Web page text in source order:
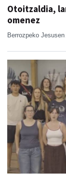
Otoitzaldia,
omenez
Berrozpeko